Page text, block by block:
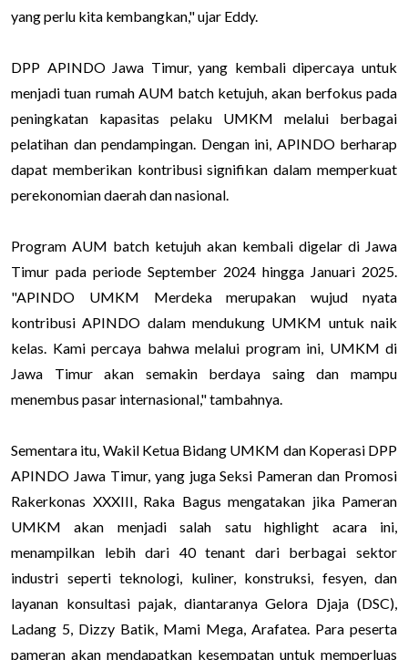
yang perlu kita kembangkan," ujar Eddy.
DPP APINDO Jawa Timur, yang kembali dipercaya untuk
menjadi tuan rumah AUM batch ketujuh, akan berfokus pada
peningkatan kapasitas pelaku UMKM melalui berbagai
pelatihan dan pendampingan. Dengan ini, APINDO berharap
dapat memberikan kontribusi signifikan dalam memperkuat
perekonomian daerah dan nasional.
Program AUM batch ketujuh akan kembali digelar di Jawa
Timur pada periode September 2024 hingga Januari 2025.
"APINDO UMKM Merdeka merupakan wujud nyata
kontribusi APINDO dalam mendukung UMKM untuk naik
kelas. Kami percaya bahwa melalui program ini, UMKM di
Jawa Timur akan semakin berdaya saing dan mampu
menembus pasar internasional," tambahnya.
Sementara itu, Wakil Ketua Bidang UMKM dan Koperasi DPP
APINDO Jawa Timur, yang juga Seksi Pameran dan Promosi
Rakerkonas XXXIII, Raka Bagus mengatakan jika Pameran
UMKM akan menjadi salah satu highlight acara ini,
menampilkan lebih dari 40 tenant dari berbagai sektor
industri seperti teknologi, kuliner, konstruksi, fesyen, dan
layanan konsultasi pajak, diantaranya Gelora Djaja (DSC),
Ladang 5, Dizzy Batik, Mami Mega, Arafatea. Para peserta
pameran akan mendapatkan kesempatan untuk memperluas